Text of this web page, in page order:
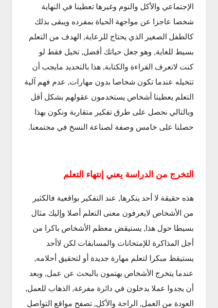
الإجتماعي والأكل والنوم وغيرها تعطينا في النهاية
شخصا عاجزا عن مواجهة الحياة بمفرده ويبقى بذلك
كالطفل الصغير الذي يحتاج للرعاية, الهدف من التعلم
بسيط للغاية, وهو جعل حياتك أفضل, تخيل فقط لو
كنت لاتعرف القراءة والكتابة, هذا بالتحديد مايجب أن
تتخيله عندما تكون شخاصا بدون مهارات, عدم فهم آلية
التعلم يعطينا أشخاص يستخدمون عقولهم بشكل أقل
وبالتالي نحصل على طرق تفكير متقاربة ونكون بهذا
حصلنا على خامس وصفة لصناعة النسخ في مجتمعنا.
التخرج من الدراسة يعني إنتهاء التعلم
هذه حقيقة لا أحد ينكرها, عند التفكير بواقعية فالكثير
من الأشخاص لايعرفون معنى التعلم أصلا وإليك مثال
بسيطا حول هذا, يستيقض معظم الأشخاص باكرا من
أجل المذاكرة للإمتحانات والمسابقات لكن لاأحد
يستيقظ مبكرا لتعلم مهارة جديدة أو لتحقيق أحلامه,
عندما يتخرج الأشخاص يهتمون بالبحث عن عمل, وبعد
أن يجدوا عملا يدخلون في دائرة مفرغة, الذهاب للعمل,
العودة من العمل, الراحة والأكل, تصفح مواقع التواصل